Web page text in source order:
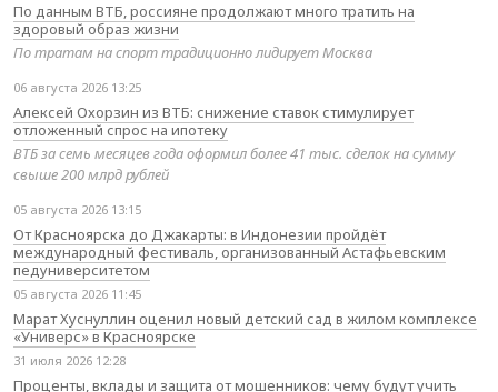
По данным ВТБ, россияне продолжают много тратить на
здоровый образ жизни
По тратам на спорт традиционно лидирует Москва
06 августа 2026 13:25
Алексей Охорзин из ВТБ: снижение ставок стимулирует
отложенный спрос на ипотеку
ВТБ за семь месяцев года оформил более 41 тыс. сделок на сумму
свыше 200 млрд рублей
05 августа 2026 13:15
От Красноярска до Джакарты: в Индонезии пройдёт
международный фестиваль, организованный Астафьевским
педуниверситетом
05 августа 2026 11:45
Марат Хуснуллин оценил новый детский сад в жилом комплексе
«Универс» в Красноярске
31 июля 2026 12:28
Проценты, вклады и защита от мошенников: чему будут учить